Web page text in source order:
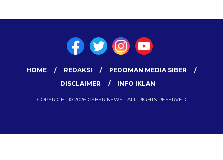
HOME REDAKSI
PEDOMAN MEDIA SIBER
DISCLAIMER
INFO IKLAN
COPYRIGHT © 2026 CYBER NEWS - ALL RIGHTS RESERVED